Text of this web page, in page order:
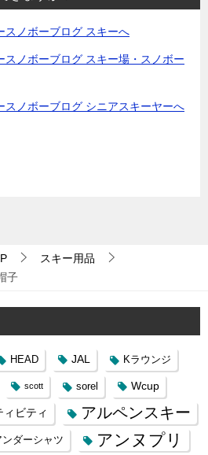
スキー用品
子
HEAD JAL Kラウンジ
scott sorel Wcup
ィビティ アルペンスキー
ンダーシャツ アンヌプリ